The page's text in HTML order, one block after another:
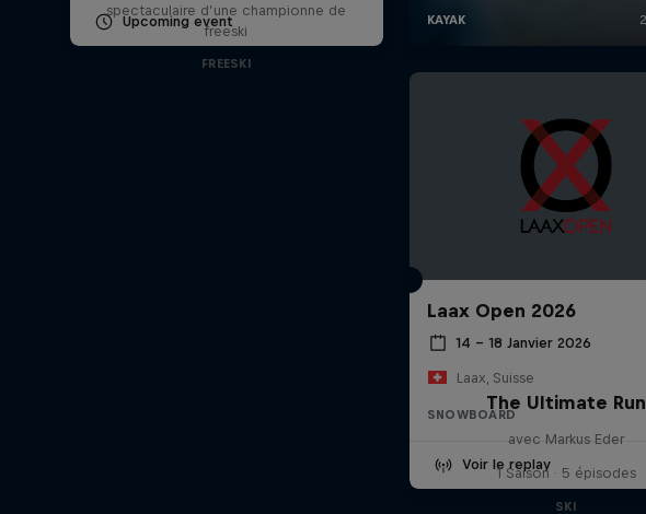
Upcoming event
spectaculaire d’une championne de
freeski
FREESKI
Laax Open 2026
14 – 18 Janvier 2026
Laax, Suisse
SNOWBOARD
Voir le replay
The Ultimate Run
avec Markus Eder
1 Saison · 5 épisodes
SKI